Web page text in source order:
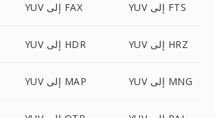
YUV إلى FAX YUV إلى FTS
YUV إلى HDR YUV إلى HRZ
YUV إلى MAP YUV إلى MNG